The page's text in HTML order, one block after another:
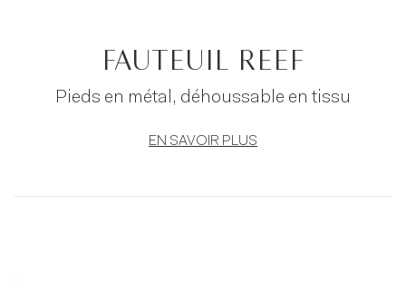
FAUTEUIL REEF
Pieds en métal, déhoussable en tissu
EN SAVOIR PLUS